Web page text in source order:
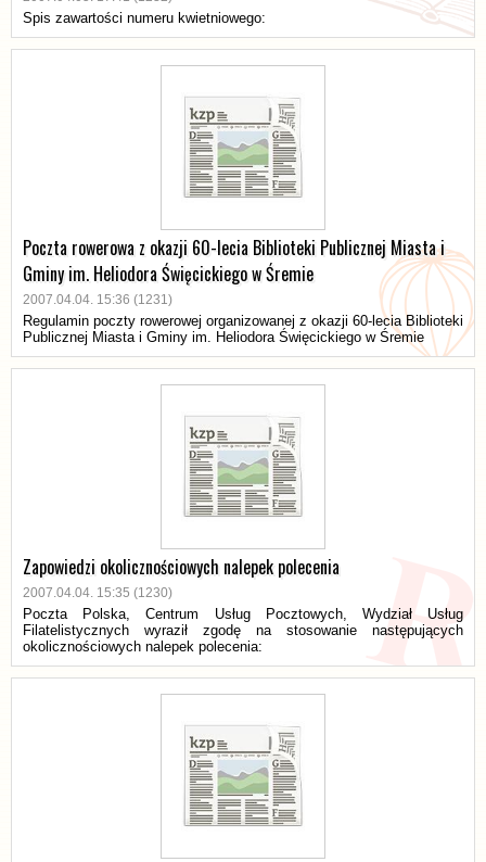
Spis zawartości numeru kwietniowego:
Poczta rowerowa z okazji 60-lecia Biblioteki Publicznej Miasta i
Gminy im. Heliodora Święcickiego w Śremie
2007.04.04. 15:36 (1231)
Regulamin poczty rowerowej organizowanej z okazji 60-lecia Biblioteki
Publicznej Miasta i Gminy im. Heliodora Święcickiego w Śremie
Zapowiedzi okolicznościowych nalepek polecenia
2007.04.04. 15:35 (1230)
Poczta Polska, Centrum Usług Pocztowych, Wydział Usług
Filatelistycznych wyraził zgodę na stosowanie następujących
okolicznościowych nalepek polecenia: